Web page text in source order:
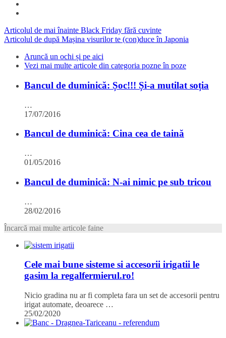
Articolul de mai înainte Black Friday fără cuvinte
Articolul de după Mașina visurilor te (con)duce în Japonia
Aruncă un ochi și pe aici
Vezi mai multe articole din categoria pozne în poze
Bancul de duminică: Șoc!!! Și-a mutilat soția
…
17/07/2016
Bancul de duminică: Cina cea de taină
…
01/05/2016
Bancul de duminică: N-ai nimic pe sub tricou
…
28/02/2016
Încarcă mai multe articole faine
Cele mai bune sisteme si accesorii irigatii le
gasim la regalfermierul.ro!
Nicio gradina nu ar fi completa fara un set de accesorii pentru
irigat automate, deoarece …
25/02/2020